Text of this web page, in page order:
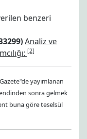
benzeri
Analiz ve
[2]
yayımlanan
sonra gelmek
buna göre teselsül